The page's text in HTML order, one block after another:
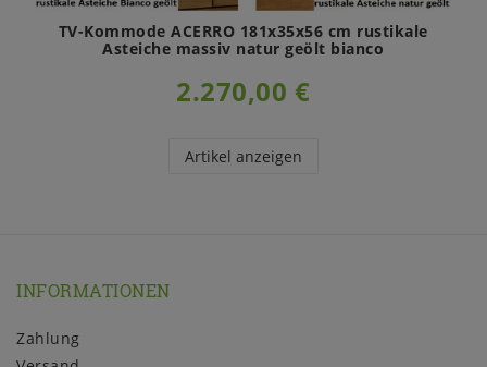
TV-Kommode ACERRO 181x35x56 cm rustikale
Asteiche massiv natur geölt bianco
2.270,00 €
Artikel anzeigen
INFORMATIONEN
Zahlung